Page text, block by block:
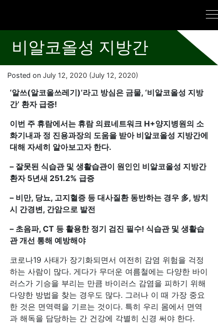
비알코올성 지방간
Posted on July 12, 2020 (July 12, 2020)
‘알쓰(알코올쓰레기)’라고 방심은 금물, ‘비알코올성 지방
간’ 환자 급증!
이번 주 휴람에서는 휴람 의료네트워크 H+양지병원의 소
화기내과 정 진용과장의 도움을 받아 비알코올성 지방간에
대해 자세히 알아보고자 한다.
– 잘못된 식습관 및 생활습관이 원인인 비알코올성 지방간
환자 5년새 251.2% 급증
– 비만, 당뇨, 고지혈증 등 대사질환 동반하는 경우 多, 방치
시 간경변, 간암으로 발전
– 초음파, CT 등 활용한 정기 검진 필수! 식습관 및 생활습
관 개선 통해 예방해야
코로나19 사태가 장기화되면서 여전히 감염 위험을 걱정
하는 사람이 많다. 게다가 무더운 여름철에는 다양한 바이
러스가 기승을 부리는 만큼 바이러스 감염을 피하기 위해
다양한 방법을 찾는 경우도 많다. 그러나 이 때 가장 중요
한 것은 면역력을 기르는 것이다. 특히 우리 몸에서 면역
과 해독을 담당하는 간 건강에 각별히 신경 써야 한다.